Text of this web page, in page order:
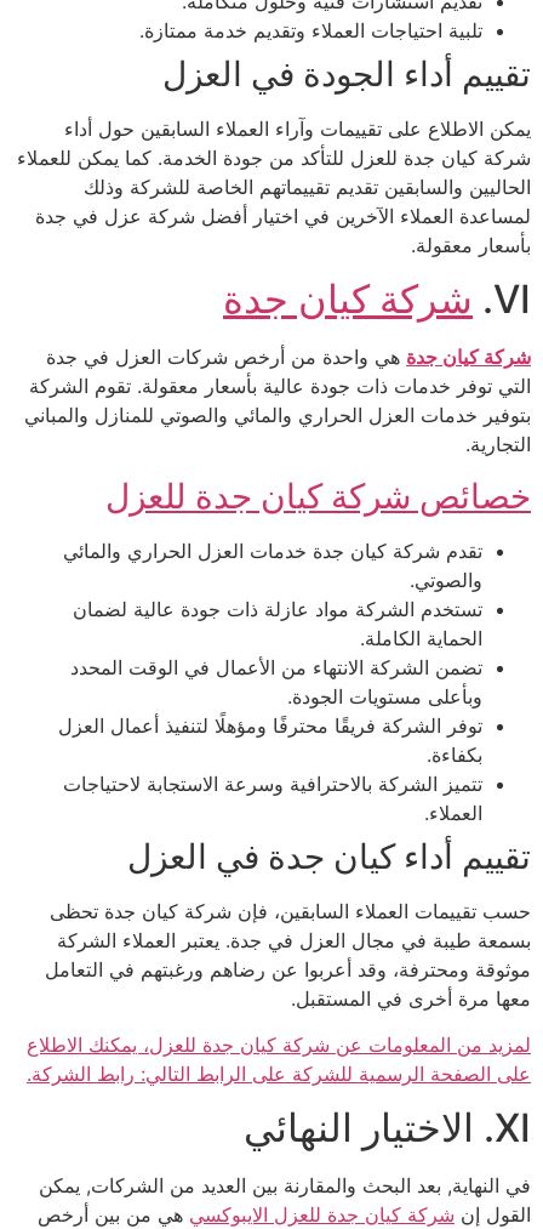
تلبية احتياجات العملاء وتقديم خدمة ممتازة.
تقييم أداء الجودة في العزل
يمكن الاطلاع على تقييمات وآراء العملاء السابقين حول أداء
شركة كيان جدة للعزل للتأكد من جودة الخدمة. كما يمكن للعملاء
الحاليين والسابقين تقديم تقييماتهم الخاصة للشركة وذلك
لمساعدة العملاء الآخرين في اختيار أفضل شركة عزل في جدة
بأسعار معقولة.
VI. شركة كيان جدة
شركة كيان جدة هي واحدة من أرخص شركات العزل في جدة
التي توفر خدمات ذات جودة عالية بأسعار معقولة. تقوم الشركة
بتوفير خدمات العزل الحراري والمائي والصوتي للمنازل والمباني
التجارية.
خصائص شركة كيان جدة للعزل
تقدم شركة كيان جدة خدمات العزل الحراري والمائي
والصوتي.
تستخدم الشركة مواد عازلة ذات جودة عالية لضمان
الحماية الكاملة.
تضمن الشركة الانتهاء من الأعمال في الوقت المحدد
وبأعلى مستويات الجودة.
توفر الشركة فريقًا محترفًا ومؤهلًا لتنفيذ أعمال العزل
بكفاءة.
تتميز الشركة بالاحترافية وسرعة الاستجابة لاحتياجات
العملاء.
تقييم أداء كيان جدة في العزل
حسب تقييمات العملاء السابقين، فإن شركة كيان جدة تحظى
بسمعة طيبة في مجال العزل في جدة. يعتبر العملاء الشركة
موثوقة ومحترفة، وقد أعربوا عن رضاهم ورغبتهم في التعامل
معها مرة أخرى في المستقبل.
لمزيد من المعلومات عن شركة كيان جدة للعزل، يمكنك الاطلاع
على الصفحة الرسمية للشركة على الرابط التالي: رابط الشركة.
XI. الاختيار النهائي
في النهاية, بعد البحث والمقارنة بين العديد من الشركات, يمكن
القول إن شركة كيان جدة للعزل الايبوكسي هي من بين أرخص